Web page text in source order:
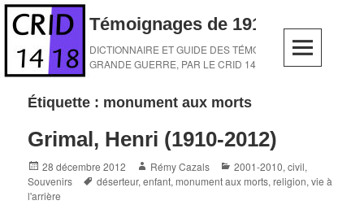
Skip
content
Témoignages de 1914-1918
DICTIONNAIRE ET GUIDE DES TÉMOINS DE LA
GRANDE GUERRE, PAR LE CRID 14-18
Étiquette : monument aux morts
Grimal, Henri (1910-2012)
Posted
on
28 décembre 2012 Author
Rémy Cazals Categories
2001-2010,civil,
Souvenirs
Tags
déserteur,enfant,monument aux morts,religion,vie à
l'arrière